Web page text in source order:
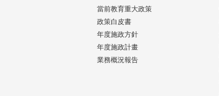
當前教育重大政策
政策白皮書
年度施政方針
年度施政計畫
業務概況報告